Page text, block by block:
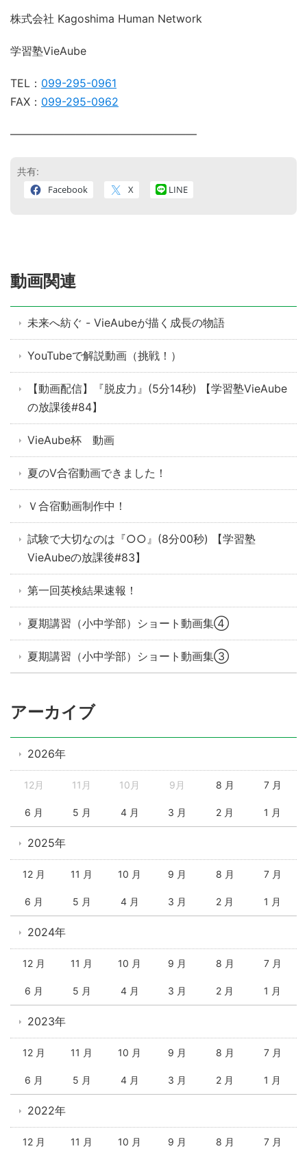
株式会社 Kagoshima Human Network
学習塾VieAube
TEL： 099-295-0961
FAX： 099-295-0962
―――――――――――――――――
共有:
Facebook X LINE
動画関連
未来へ紡ぐ - VieAubeが描く成長の物語
YouTubeで解説動画（挑戦！）
【動画配信】『脱皮力』(5分14秒) 【学習塾VieAube
の放課後#84】
VieAube杯 動画
夏のV合宿動画できました！
Ｖ合宿動画制作中！
試験で大切なのは『○○』(8分00秒) 【学習塾
VieAubeの放課後#83】
第一回英検結果速報！
夏期講習（小中学部）ショート動画集④
夏期講習（小中学部）ショート動画集③
アーカイブ
2026年
12月 11月 10月 9月 8 月 7 月
6 月 5 月 4 月 3 月 2 月 1 月
2025年
12 月 11 月 10 月 9 月 8 月 7 月
6 月 5 月 4 月 3 月 2 月 1 月
2024年
12 月 11 月 10 月 9 月 8 月 7 月
6 月 5 月 4 月 3 月 2 月 1 月
2023年
12 月 11 月 10 月 9 月 8 月 7 月
6 月 5 月 4 月 3 月 2 月 1 月
2022年
12 月 11 月 10 月 9 月 8 月 7 月